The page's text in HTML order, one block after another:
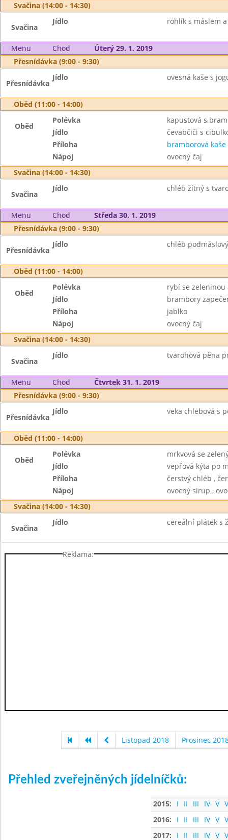
Svačina (14:00 - 14:30)
Svačina
Jídlo rohlík s máslem
Menu Chod
Úterý 29. 1. 2019
Přesnídávka (9:00 - 9:30)
Přesnídávka
Jídlo ovesná kaše s
Oběd (11:00 - 14:00)
Oběd
Polévka
kapustová s
Jídlo
čevabčiči s
Příloha
bramborová kaše
Nápoj
ovocný čaj
Svačina (14:00 - 14:30)
Svačina
Jídlo chléb žítný s
Menu Chod
Středa 30. 1. 2019
Přesnídávka (9:00 - 9:30)
Přesnídávka
Jídlo chléb
Oběd (11:00 - 14:00)
Oběd
Polévka
rybí se zeleninou
Jídlo
brambory
Příloha
jablko
Nápoj
ovocný čaj
Svačina (14:00 - 14:30)
Svačina
Jídlo tvarohová pěna
Menu Chod
Čtvrtek 31. 1. 2019
Přesnídávka (9:00 - 9:30)
Přesnídávka
Jídlo veka chlebová s
Oběd (11:00 - 14:00)
Oběd
Polévka
mrkvová se
Jídlo
vepřová kýta po
Příloha
čerstvý chléb ,
Nápoj
ovocný sirup ,
Svačina (14:00 - 14:30)
Svačina
Jídlo cereální plátek s
Reklama:
Listopad 2018 Prosinec
Přehled zveřejněných jídelníčků:
2015: I II III IV V
2016:
I II III IV V
2017:
I II III IV V